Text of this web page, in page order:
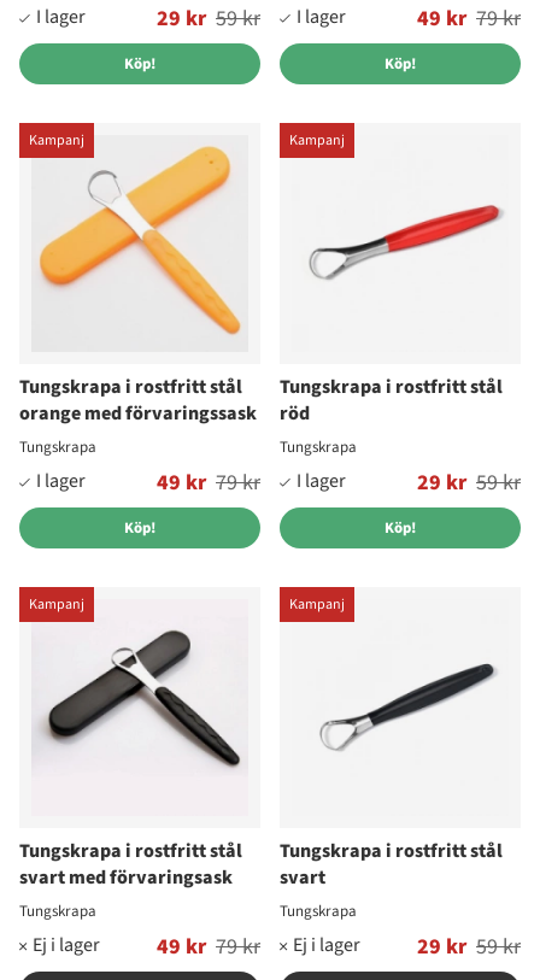
29 kr
Ordinarie pris: 59 kr
Köp!
49 kr
Ordinarie pris: 79 kr
Köp!
Kampanj
Tungskrapa i rostfritt stål
orange med förvaringssask
Tungskrapa
49 kr
Ordinarie pris: 79 kr
Köp!
Kampanj
Tungskrapa i rostfritt stål
röd
Tungskrapa
29 kr
Ordinarie pris: 59 kr
Köp!
Kampanj
Tungskrapa i rostfritt stål
svart med förvaringsask
Tungskrapa
49 kr
Ordinarie pris: 79 kr
Kampanj
Tungskrapa i rostfritt stål
svart
Tungskrapa
29 kr
Ordinarie pris: 59 kr